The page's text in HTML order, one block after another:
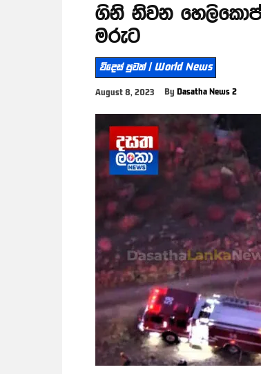
ගිනි නිවන
මරුට
විදෙස් පුවත් | World News
August 8, 2023 By Dasatha News 2